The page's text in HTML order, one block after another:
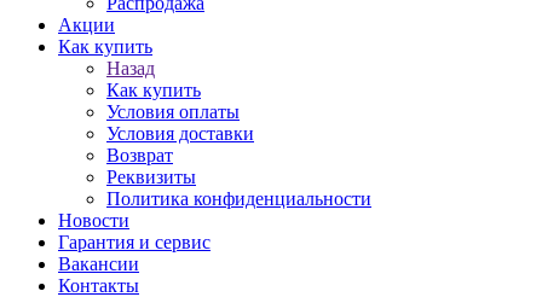
Акции
Как купить
Назад
Как купить
Условия оплаты
Условия доставки
Возврат
Реквизиты
Политика конфиденциальности
Новости
Гарантия и сервис
Вакансии
Контакты